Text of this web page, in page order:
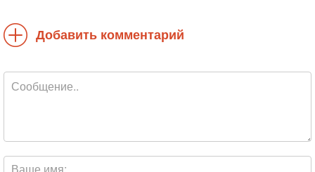
Добавить комментарий